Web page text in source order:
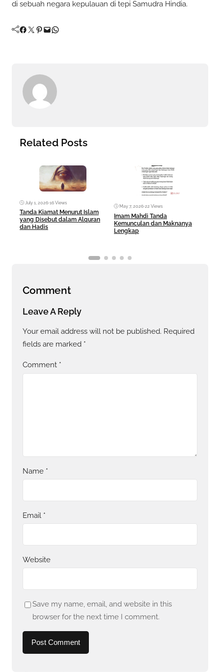
di sebuah negara kepulauan di tepi Samudra Hindia.
Facebook Twitter Pinterest Mail WhatsApp
Related Posts
July 1, 2026•16 Views
Tanda Kiamat Menurut Islam
yang Disebut dalam Alquran
dan Hadis
May 7, 2026•22 Views
Imam Mahdi Tanda
Kemunculan dan Maknanya
Lengkap
Comment
Leave A Reply
Your email address will not be published. Required
fields are marked *
Comment *
Name *
Email *
Website
Save my name, email, and website in this
browser for the next time I comment.